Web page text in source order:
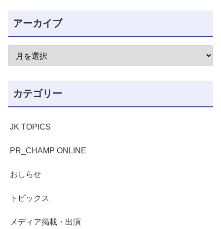
アーカイブ
カテゴリー
JK TOPICS
PR_CHAMP ONLINE
おしらせ
トピックス
メディア掲載・出演